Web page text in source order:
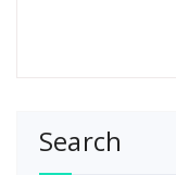
Search